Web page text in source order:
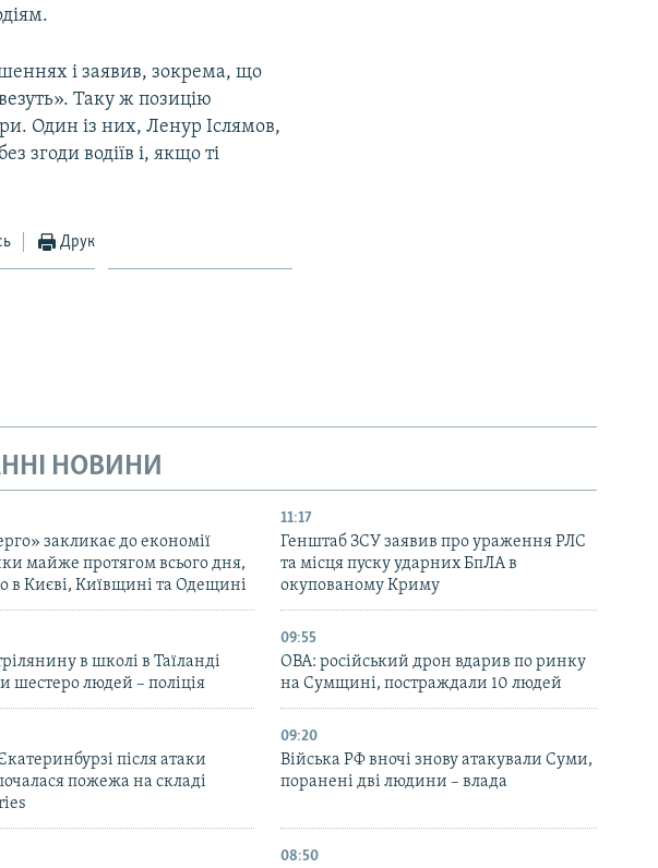
і заявив, зокрема, що
Таку ж позицію
Один із них, Ленур Іслямов,
згоди водіїв і, якщо ті
Друк
НОВИНИ
закликає до економії
майже протягом всього дня,
в Києві, Київщині та Одещині
11:17
Генштаб ЗСУ заявив про ураження РЛС
та місця пуску ударних БпЛА в
окупованому Криму
в школі в Таїланді
шестеро людей – поліція
09:55
ОВА: російський дрон вдарив по ринку
на Сумщині, постраждали 10 людей
після атаки
пожежа на складі
09:20
Війська РФ вночі знову атакували Суми,
поранені дві людини – влада
08:50